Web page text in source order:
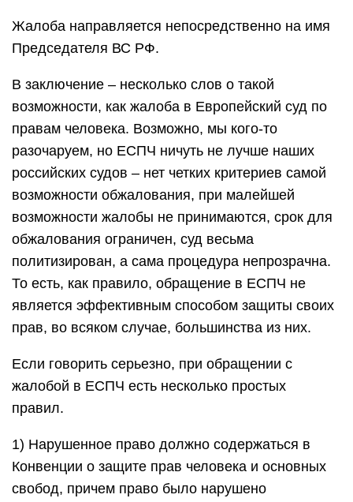
Жалоба направляется непосредственно на имя
Председателя ВС РФ.
В заключение – несколько слов о такой
возможности, как жалоба в Европейский суд по
правам человека. Возможно, мы кого-то
разочаруем, но ЕСПЧ ничуть не лучше наших
российских судов – нет четких критериев самой
возможности обжалования, при малейшей
возможности жалобы не принимаются, срок для
обжалования ограничен, суд весьма
политизирован, а сама процедура непрозрачна.
То есть, как правило, обращение в ЕСПЧ не
является эффективным способом защиты своих
прав, во всяком случае, большинства из них.
Если говорить серьезно, при обращении с
жалобой в ЕСПЧ есть несколько простых
правил.
1) Нарушенное право должно содержаться в
Конвенции о защите прав человека и основных
свобод, причем право было нарушено